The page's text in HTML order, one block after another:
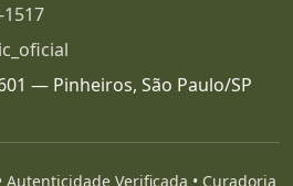
— Pinheiros, São Paulo/SP
Autenticidade Verificada • Curadoria